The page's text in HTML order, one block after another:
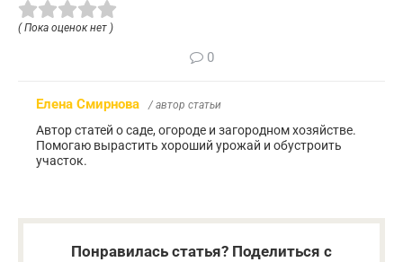
( Пока оценок нет )
0
Елена Смирнова / автор статьи
Автор статей о саде, огороде и загородном хозяйстве.
Помогаю вырастить хороший урожай и обустроить
участок.
Понравилась статья? Поделиться с